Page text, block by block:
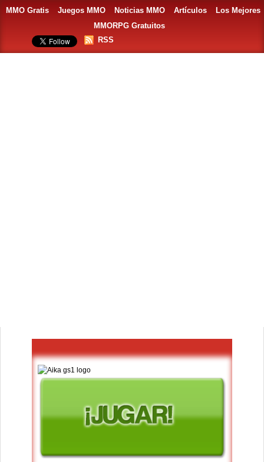
MMO Gratis Juegos MMO Noticias MMO Artículos
Los Mejores
MMORPG Gratuitos
RSS